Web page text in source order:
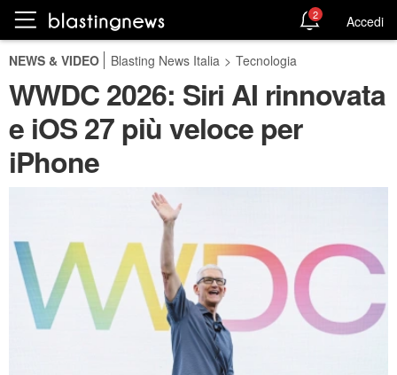
2 Accedi
NEWS & VIDEO Blasting News Italia > Tecnologia
WWDC 2026: Siri AI rinnovata
e iOS 27 più veloce per
iPhone